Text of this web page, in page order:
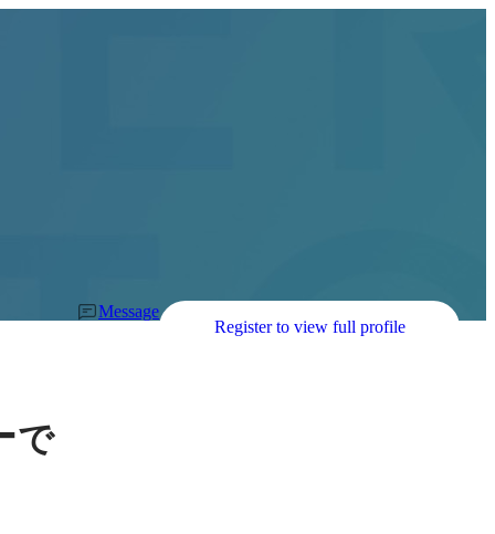
Message
Register to view full profile
で